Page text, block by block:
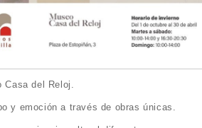
del Reloj.
y emoción a través de obras únicas.